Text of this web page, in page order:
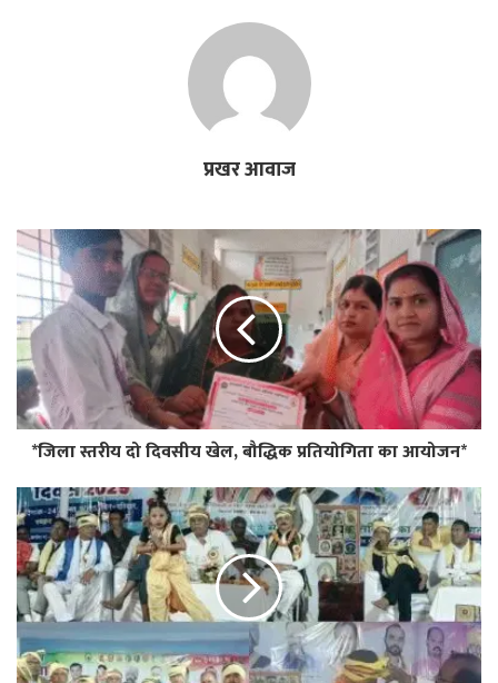
प्रखर आवाज
*जिला स्तरीय दो दिवसीय खेल, बौद्धिक प्रतियोगिता का आयोजन*